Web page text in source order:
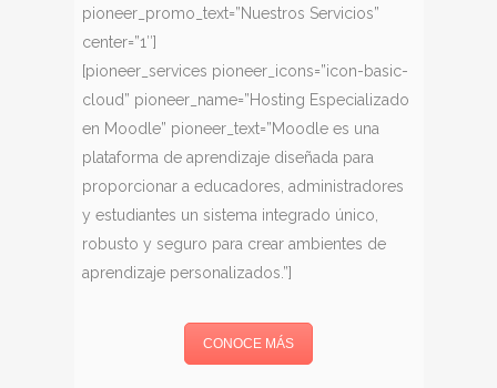
pioneer_promo_text=”Nuestros Servicios”
center=”1″]
[pioneer_services pioneer_icons=”icon-basic-
cloud” pioneer_name=”Hosting Especializado
en Moodle” pioneer_text=”Moodle es una
plataforma de aprendizaje diseñada para
proporcionar a educadores, administradores
y estudiantes un sistema integrado único,
robusto y seguro para crear ambientes de
aprendizaje personalizados.”]
CONOCE MÁS